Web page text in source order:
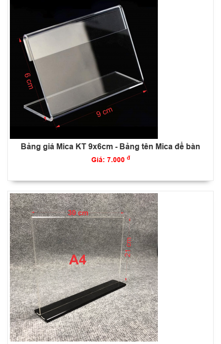
Bảng giá Mica KT 9x6cm - Bảng tên Mica để bàn
Giá: 7.000 đ